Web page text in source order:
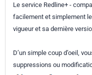
Le service Redline+ -
facilement et simplement
vigueur et sa dernière
D’un simple coup d’oeil,
suppressions ou